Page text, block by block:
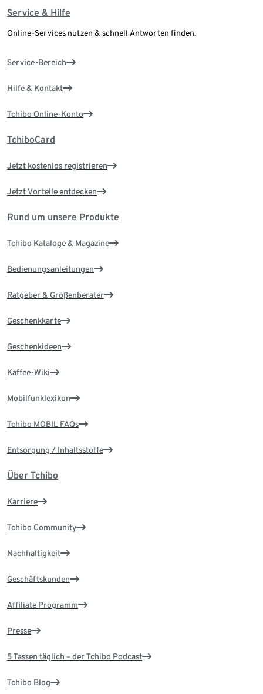
Service & Hilfe
Online-Services nutzen & schnell Antworten finden.
Service-Bereich
Hilfe & Kontakt
Tchibo Online-Konto
TchiboCard
Jetzt kostenlos registrieren
Jetzt Vorteile entdecken
Rund um unsere Produkte
Tchibo Kataloge & Magazine
Bedienungsanleitungen
Ratgeber & Größenberater
Geschenkkarte
Geschenkideen
Kaffee-Wiki
Mobilfunklexikon
Tchibo MOBIL FAQs
Entsorgung / Inhaltsstoffe
Über Tchibo
Karriere
Tchibo Community
Nachhaltigkeit
Geschäftskunden
Affiliate Programm
Presse
5 Tassen täglich – der Tchibo Podcast
Tchibo Blog